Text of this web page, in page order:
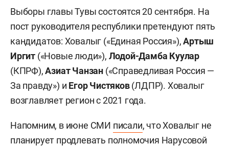
Выборы главы Тувы состоятся 20 сентября. На
пост руководителя республики претендуют пять
кандидатов: Ховалыг («Единая Россия»),Артыш
Иргит («Новые люди»), Лодой-Дамба Куулар
(КПРФ),Азиат Чанзан («Справедливая Россия —
За правду») и Егор Чистяков(ЛДПР). Ховалыг
возглавляет регион с 2021 года.
Напомним, в июне СМИ писали, что Ховалыг не
планирует продлевать полномочия Нарусовой